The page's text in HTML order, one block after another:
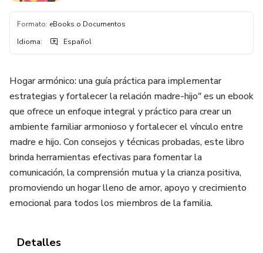
Formato: eBooks o Documentos
Idioma: Español
Hogar armónico: una guía práctica para implementar
estrategias y fortalecer la relación madre-hijo" es un ebook
que ofrece un enfoque integral y práctico para crear un
ambiente familiar armonioso y fortalecer el vínculo entre
madre e hijo. Con consejos y técnicas probadas, este libro
brinda herramientas efectivas para fomentar la
comunicación, la comprensión mutua y la crianza positiva,
promoviendo un hogar lleno de amor, apoyo y crecimiento
emocional para todos los miembros de la familia.
Detalles